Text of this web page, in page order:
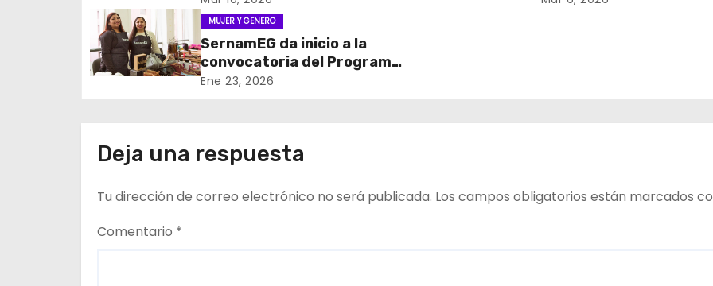
i
ó
n
e
e
MUJER Y GENERO
SernamEG da inicio a la
convocatoria del Programa
Mujer Emprende 2026
Ene 23, 2026
Deja una respuesta
Tu dirección de correo electrónico no será publicada. Los campos obligatorios están marcados
Comentario *